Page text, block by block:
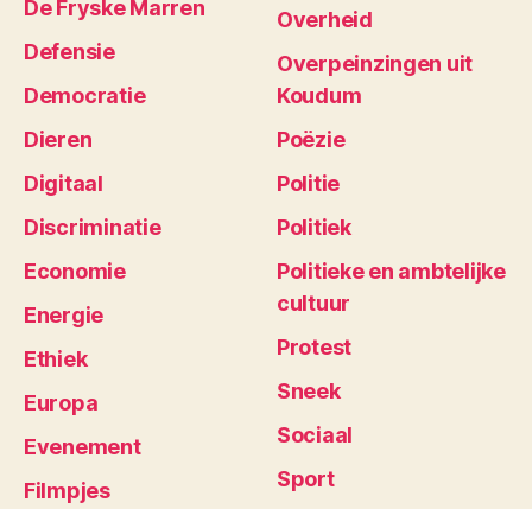
De Fryske Marren
Defensie
Democratie
Dieren
Digitaal
Discriminatie
Economie
Energie
Ethiek
Europa
Evenement
Filmpjes
Overheid
Overpeinzingen uit
Koudum
Poëzie
Politie
Politiek
Politieke en ambtelijke
cultuur
Protest
Sneek
Sociaal
Sport